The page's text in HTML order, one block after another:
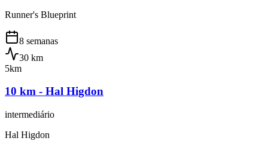
Runner's Blueprint
8 semanas
30 km
5km
10 km - Hal Higdon
intermediário
Hal Higdon